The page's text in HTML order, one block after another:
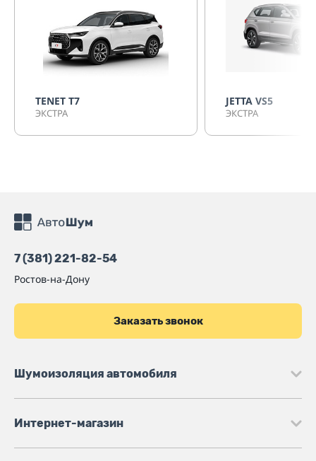
TENET T7
ЭКСТРА
JETTA VS5
ЭКСТРА
7 (381) 221-82-54
Ростов-на-Дону
Заказать звонок
Шумоизоляция автомобиля
Интернет-магазин